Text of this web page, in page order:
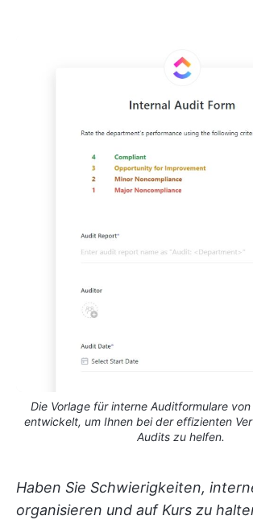
Die Vorlage für interne Auditformulare
entwickelt, um Ihnen bei der effizienten
Audits zu helfen.
Haben Sie Schwierigkeiten,
organisieren und auf Kurs zu